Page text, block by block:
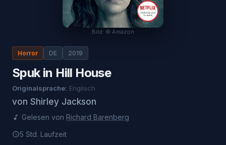
Bild: © Amazon
Horror DE 2019
Spuk in Hill House
Originalsprache: Englisch
von Shirley Jackson
Gelesen von Richard Barenberg
5 Std. Laufzeit